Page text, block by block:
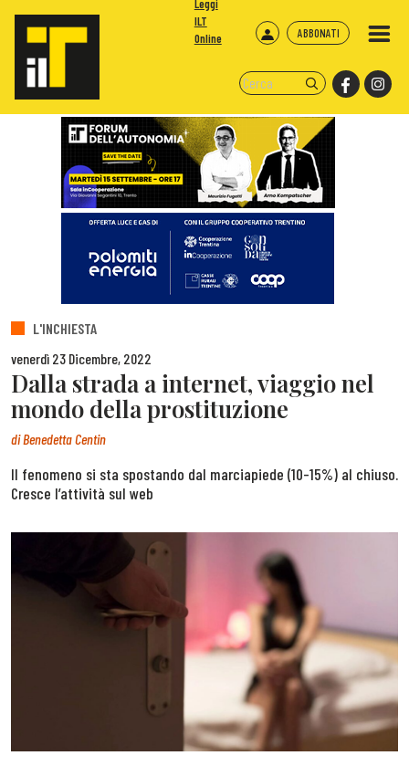
ABBONATI
Leggi
ILT
Online
L'INCHIESTA
venerdì 23 Dicembre, 2022
Dalla strada a internet, viaggio nel
mondo della prostituzione
diBenedetta Centin
Il fenomeno si sta spostando dal marciapiede (10-15%) al chiuso.
Cresce l’attività sul web